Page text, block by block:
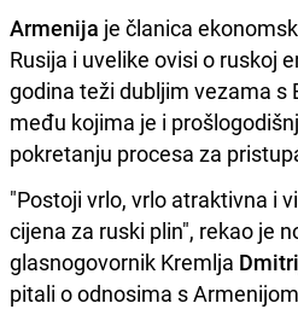
Armenija je članica
Rusija i uvelike ovisi o ruskoj
godina teži dubljim vezama s
među kojima je i
pokretanju procesa za
"Postoji vrlo, vrlo atraktivna i
cijena za ruski plin", rekao je
glasnogovornik Kremlja
pitali o odnosima s